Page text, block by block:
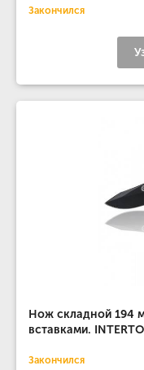
Закончился
Нож складной 194
вставками.
Закончился